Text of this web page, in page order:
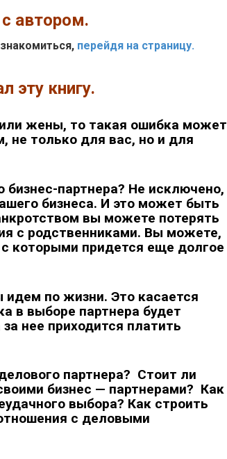
автором.
перейдя на страницу.
эту книгу.
жены, то такая ошибка может
не только для вас, но и для
партнера? Не исключено,
бизнеса. И это может быть
вы можете потерять
с родственниками. Вы можете,
которыми придется еще долгое
по жизни. Это касается
в выборе партнера будет
нее приходится платить
партнера? Стоит ли
бизнес — партнерами? Как
выбора? Как строить
с деловыми